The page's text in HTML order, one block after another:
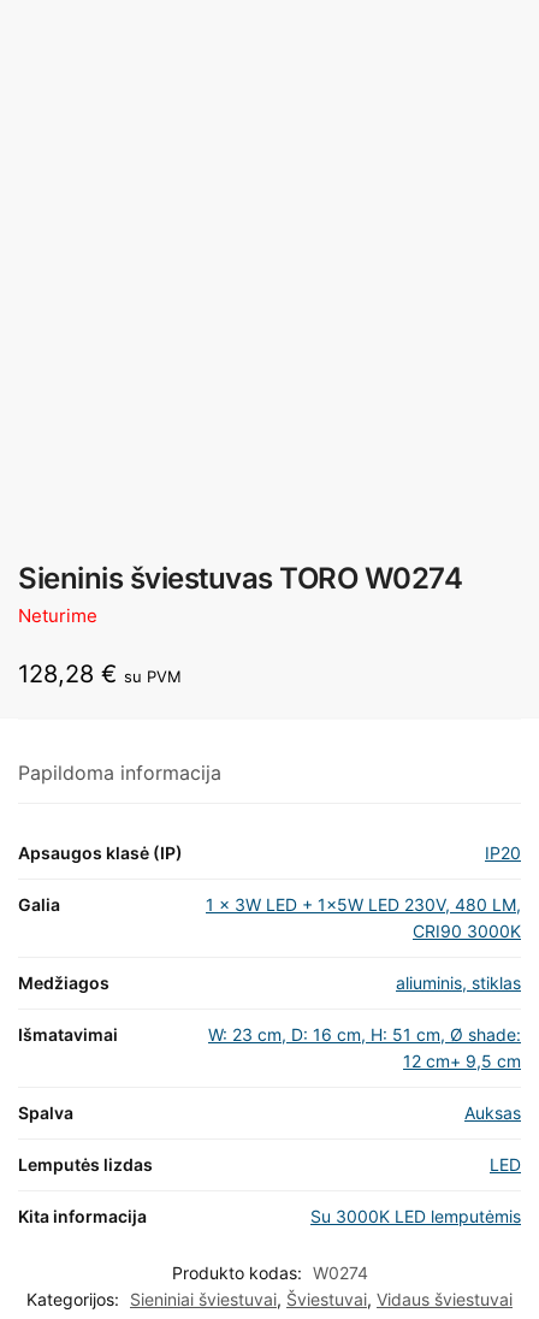
Sieninis šviestuvas TORO W0274
Neturime
128,28 € su PVM
Papildoma informacija
Apsaugos klasė (IP) IP20
Galia
1 x 3W LED + 1x5W LED 230V, 480 LM,
CRI90 3000K
Medžiagos aliuminis, stiklas
Išmatavimai
W: 23 cm, D: 16 cm, H: 51 cm, Ø shade:
12 cm+ 9,5 cm
Spalva Auksas
Lemputės lizdas LED
Kita informacija Su 3000K LED lemputėmis
Produkto kodas: W0274
Kategorijos:
Sieniniai šviestuvai, Šviestuvai, Vidaus šviestuvai